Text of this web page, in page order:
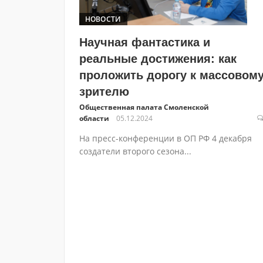
НОВОСТИ
Научная фантастика и
реальные достижения: как
проложить дорогу к
зрителю
Общественная палата Смоленской
области
05.12.2024
На пресс-конференции в ОП РФ 4 декабря
создатели второго сезона...